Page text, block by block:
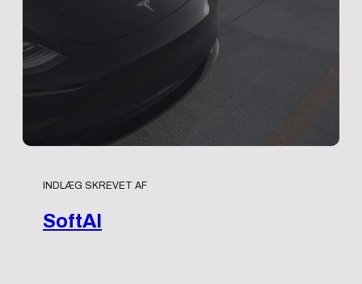
INDLÆG SKREVET AF
SoftAI